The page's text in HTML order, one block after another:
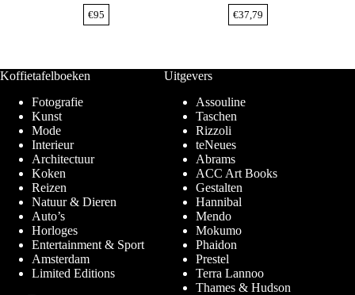
€95 €37,79
Koffietafelboeken
Fotografie
Kunst
Mode
Interieur
Architectuur
Koken
Reizen
Natuur & Dieren
Auto’s
Horloges
Entertainment & Sport
Amsterdam
Limited Editions
Uitgevers
Assouline
Taschen
Rizzoli
teNeues
Abrams
ACC Art Books
Gestalten
Hannibal
Mendo
Mokumo
Phaidon
Prestel
Terra Lannoo
Thames & Hudson